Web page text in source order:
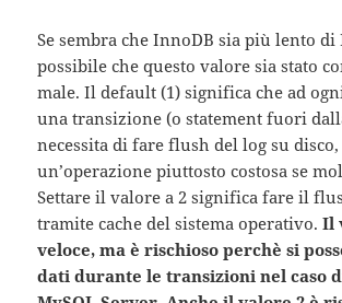
Se sembra che InnoDB sia più lento di
possibile che questo valore sia stato
male. Il default (1) significa che ad
una transizione (o statement fuori
necessita di fare flush del log su disco,
un’operazione piuttosto costosa se
Settare il valore a 2 significa fare il
tramite cache del sistema operativo.Il
veloce, ma è rischioso perchè si
dati durante le transizioni nel caso